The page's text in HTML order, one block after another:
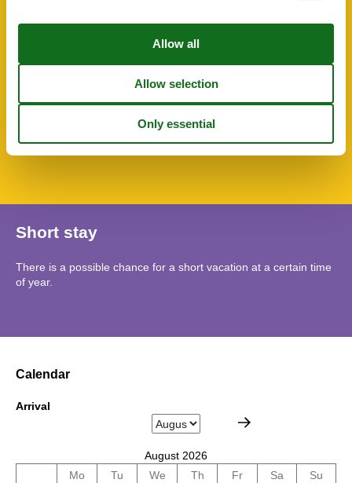
TV
Short stay
There is a possible chance for a short vacation at a certain time
of year.
Calendar
Arrival
August 2026
Mo
Tu We Th Fr Sa
Su